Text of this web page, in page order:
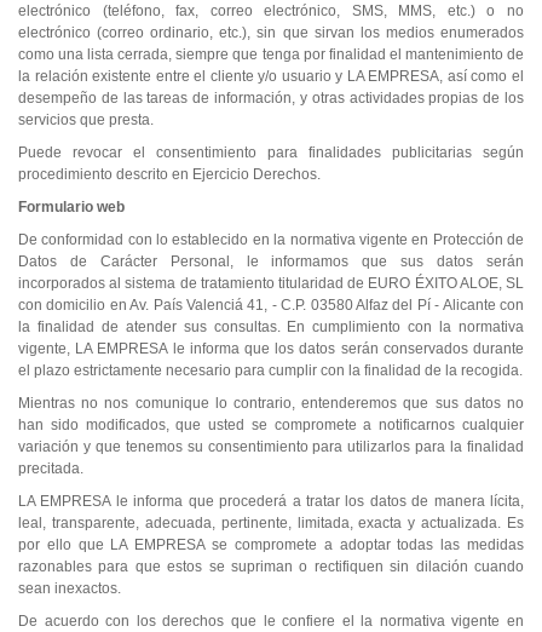
electrónico (teléfono, fax, correo electrónico, SMS, MMS, etc.) o no
electrónico (correo ordinario, etc.), sin que sirvan los medios enumerados
como una lista cerrada, siempre que tenga por finalidad el mantenimiento de
la relación existente entre el cliente y/o usuario y LA EMPRESA, así como el
desempeño de las tareas de información, y otras actividades propias de los
servicios que presta.
Puede revocar el consentimiento para finalidades publicitarias según
procedimiento descrito en Ejercicio Derechos.
Formulario web
De conformidad con lo establecido en la normativa vigente en Protección de
Datos de Carácter Personal, le informamos que sus datos serán
incorporados al sistema de tratamiento titularidad de EURO ÉXITO ALOE, SL
con domicilio en Av. País Valenciá 41, - C.P. 03580 Alfaz del Pí - Alicante con
la finalidad de atender sus consultas. En cumplimiento con la normativa
vigente, LA EMPRESA le informa que los datos serán conservados durante
el plazo estrictamente necesario para cumplir con la finalidad de la recogida.
Mientras no nos comunique lo contrario, entenderemos que sus datos no
han sido modificados, que usted se compromete a notificarnos cualquier
variación y que tenemos su consentimiento para utilizarlos para la finalidad
precitada.
LA EMPRESA le informa que procederá a tratar los datos de manera lícita,
leal, transparente, adecuada, pertinente, limitada, exacta y actualizada. Es
por ello que LA EMPRESA se compromete a adoptar todas las medidas
razonables para que estos se supriman o rectifiquen sin dilación cuando
sean inexactos.
De acuerdo con los derechos que le confiere el la normativa vigente en